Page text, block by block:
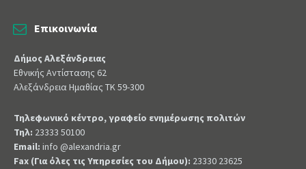
Επικοινωνία
Δήμος Αλεξάνδρειας
Εθνικής Αντίστασης 62
Αλεξάνδρεια Ημαθίας ΤΚ 59-300
Τηλεφωνικό κέντρο, γραφείο ενημέρωσης πολιτών
Τηλ: 23333 50100
Email: info @alexandria.gr
Fax (Για όλες τις Υπηρεσίες του Δήμου): 23330 23625